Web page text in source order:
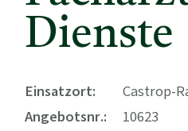
Dienste
Einsatzort:
Castrop-
Angebotsnr.:
10623